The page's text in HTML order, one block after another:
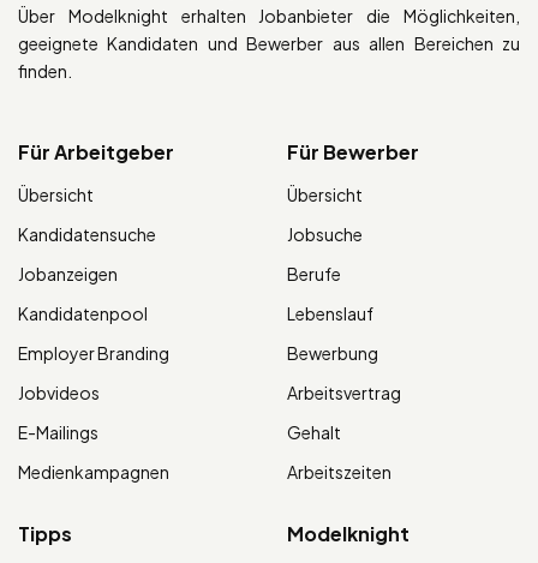
Über Modelknight erhalten Jobanbieter die Möglichkeiten,
geeignete Kandidaten und Bewerber aus allen Bereichen zu
finden.
Für Arbeitgeber
Übersicht
Kandidatensuche
Jobanzeigen
Kandidatenpool
Employer Branding
Jobvideos
E-Mailings
Medienkampagnen
Für Bewerber
Übersicht
Jobsuche
Berufe
Lebenslauf
Bewerbung
Arbeitsvertrag
Gehalt
Arbeitszeiten
Tipps Modelknight